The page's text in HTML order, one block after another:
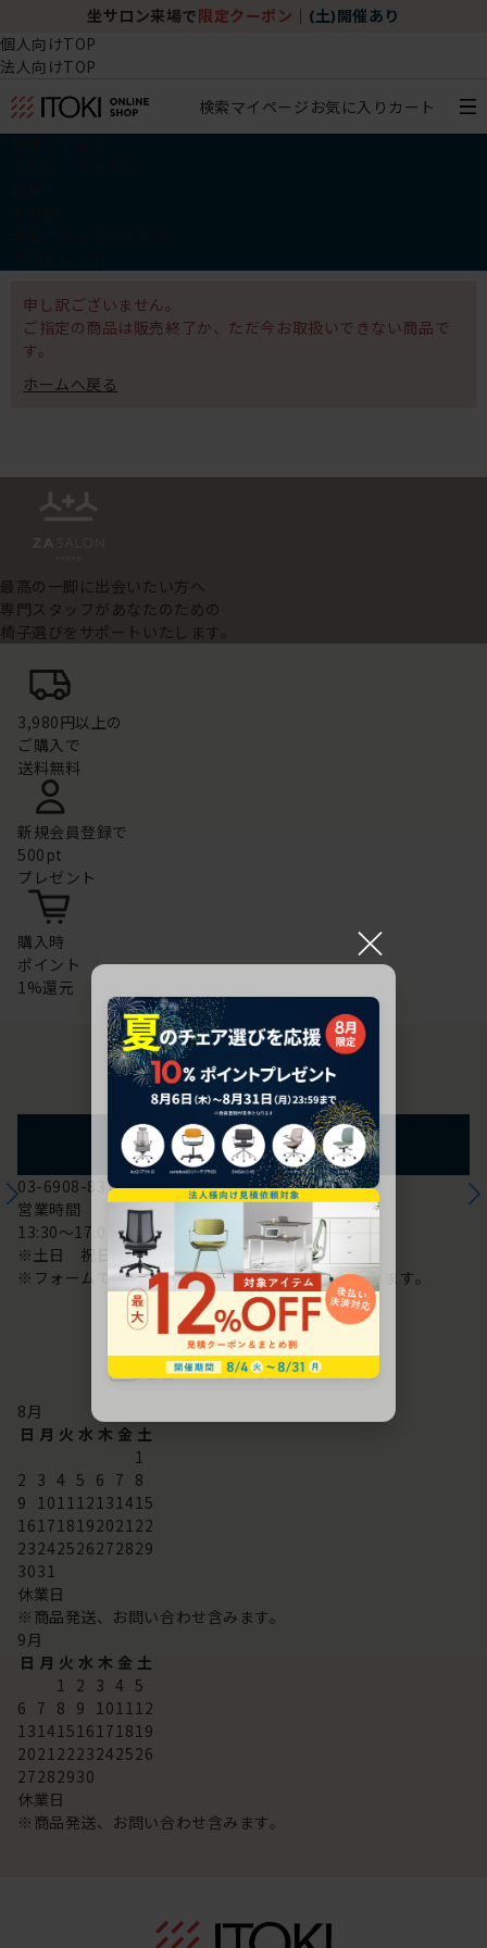
坐サロン来場で 限定クーポン (土)開催あり
個人向けTOP
法人向けTOP
検索マイページ お気に入り カート
申し訳ございません。
ご指定の商品は販売終了か、ただ今お取扱いできない商品で
す。
ホームへ戻る
最高の一脚に出会いたい方へ
専門スタッフがあなたのための
椅子選びをサポートいたします。
3,980円以上の
ご購入で
送料無料
新規会員登録で
500pt
プレゼント
購入時
ポイント
1%還元
お問い合わせ
フォームからのお問い合わせ
03-6908-8370
営業時間
13:30～17:00
※土日 祝日は休み
※フォームでのお問い合わせは24時間対応しております。
配送・お問い合わせ営業日
8月
日 月 火 水 木 金 土
1
2 3 4 5 6 7 8
9 101112131415
16171819202122
23242526272829
3031
休業日
※商品発送、お問い合わせ含みます。
9月
日 月 火 水 木 金 土
1 2 3 4 5
6 7 8 9 101112
13141516171819
20212223242526
27282930
休業日
※商品発送、お問い合わせ含みます。
×